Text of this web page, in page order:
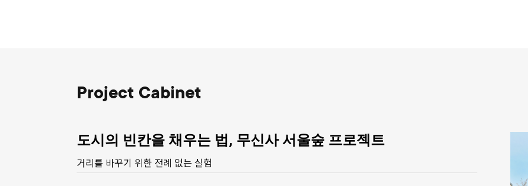
Project Cabinet
도시의 빈칸을 채우는 법, 무신사 서울숲 프로젝트
거리를 바꾸기 위한 전례 없는 실험